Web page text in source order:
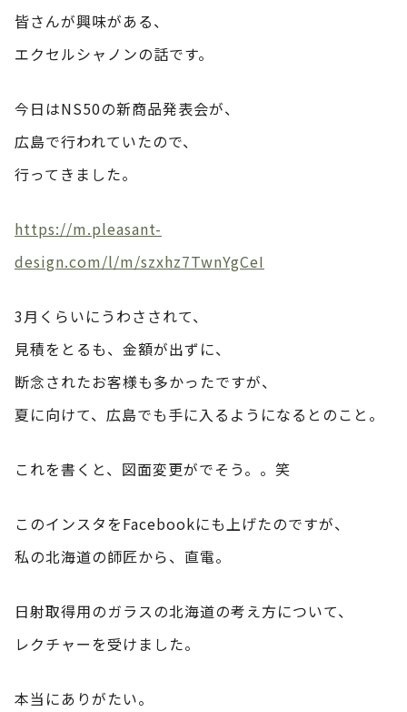
皆さんが興味がある、
エクセルシャノンの話です。
今日はNS50の新商品発表会が、
広島で行われていたので、
行ってきました。
https://m.pleasant-
design.com/l/m/szxhz7TwnYgCeI
3月くらいにうわさされて、
見積をとるも、金額が出ずに、
断念されたお客様も多かったですが、
夏に向けて、広島でも手に入るようになるとのこと。
これを書くと、図面変更がでそう。。笑
このインスタをFacebookにも上げたのですが、
私の北海道の師匠から、直電。
日射取得用のガラスの北海道の考え方について、
レクチャーを受けました。
本当にありがたい。